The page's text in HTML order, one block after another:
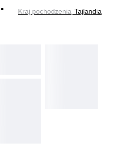
Kraj pochodzenia Tajlandia